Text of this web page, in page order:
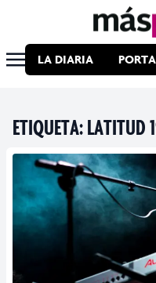
LA DIARIA
ETIQUETA:LATITUD